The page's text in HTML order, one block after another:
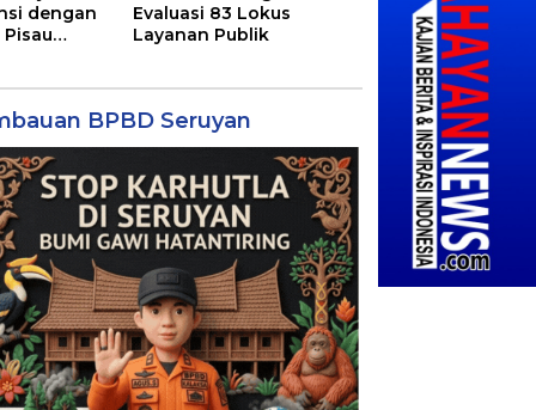
dengan
Evaluasi 83 Lokus
Layanan Publik
BPBD Seruyan